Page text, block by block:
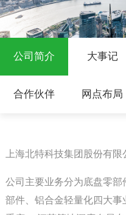
公司简介 大事记
合作伙伴 网点布局
上海北特科技集团股份有限
公司主要业务分为底盘零
部件、铝合金轻量化四大事